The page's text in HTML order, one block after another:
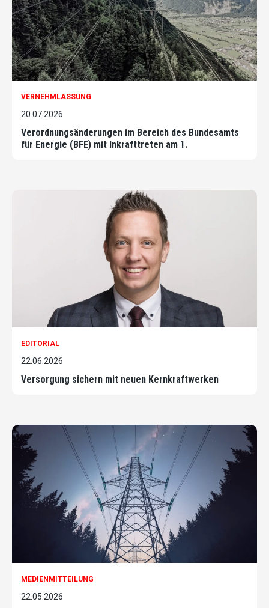
VERNEHMLASSUNG
20.07.2026
Verordnungsänderungen im Bereich des Bundesamts
für Energie (BFE) mit Inkrafttreten am 1.
EDITORIAL
22.06.2026
Versorgung sichern mit neuen Kernkraftwerken
MEDIENMITTEILUNG
22.05.2026